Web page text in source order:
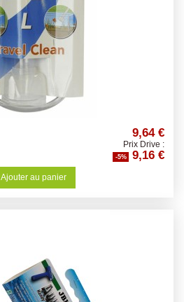
9,64 €
Prix Drive :
-5% 9,16 €
Ajouter au panier